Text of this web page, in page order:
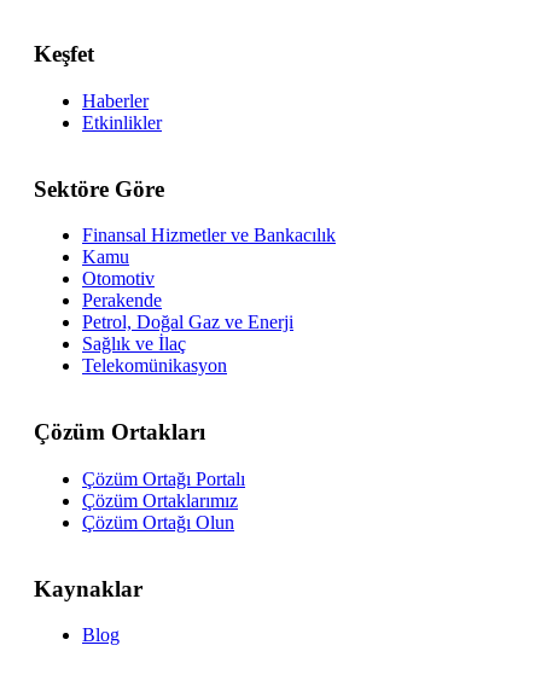
Keşfet
Haberler
Etkinlikler
Sektöre Göre
Finansal Hizmetler ve Bankacılık
Kamu
Otomotiv
Perakende
Petrol, Doğal Gaz ve Enerji
Sağlık ve İlaç
Telekomünikasyon
Çözüm Ortakları
Çözüm Ortağı Portalı
Çözüm Ortaklarımız
Çözüm Ortağı Olun
Kaynaklar
Blog